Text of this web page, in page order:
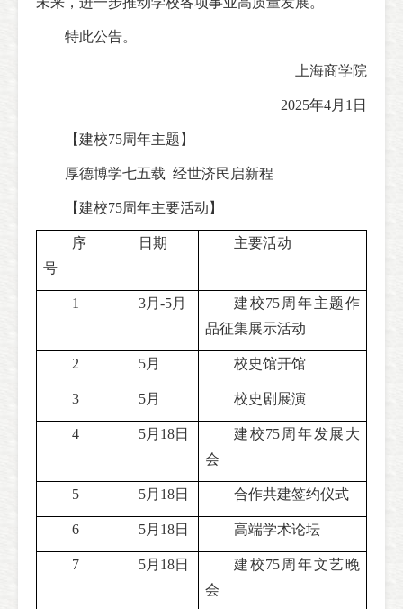
特此公告。
上海商学院
2025年4月1日
【建校75周年主题】
厚德博学七五载 经世济民启新程
【建校75周年主要活动】
序
号
日期 主要活动
1 3月-5月
建校75周年主题作
品征集展示活动
2 5月 校史馆开馆
3 5月 校史剧展演
4 5月18日
建校75周年发展大
会
5 5月18日 合作共建签约仪式
6 5月18日 高端学术论坛
7 5月18日
建校75周年文艺晚
会